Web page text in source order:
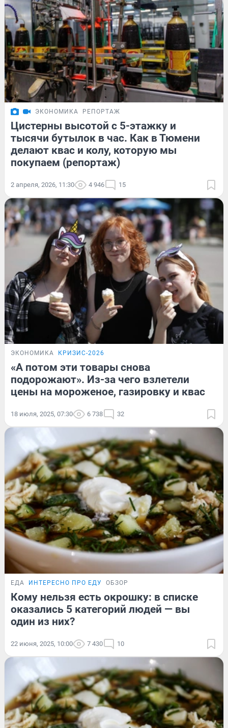
ЭКОНОМИКА РЕПОРТАЖ
Цистерны высотой с 5-этажку и
тысячи бутылок в час. Как в Тюмени
делают квас и колу, которую мы
покупаем (репортаж)
2 апреля, 2026, 11:30 4 946 15
ЭКОНОМИКА КРИЗИС-2026
«А потом эти товары снова
подорожают». Из-за чего взлетели
цены на мороженое, газировку и квас
18 июля, 2025, 07:30 6 738 32
ЕДА ИНТЕРЕСНО ПРО ЕДУ ОБЗОР
Кому нельзя есть окрошку: в списке
оказались 5 категорий людей — вы
один из них?
22 июня, 2025, 10:00 7 430 10